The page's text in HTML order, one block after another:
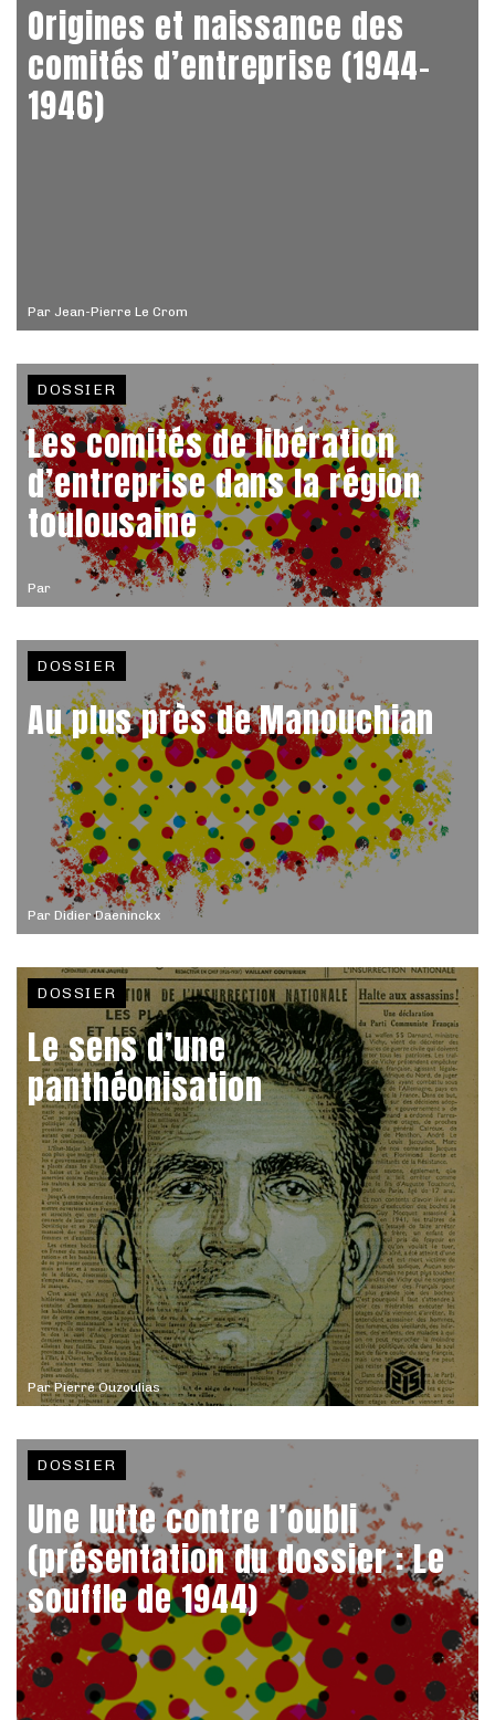
Par Jean-Pierre Le Crom
Origines et naissance des
comités d’entreprise (1944-
1946)
Par
DOSSIER
Les comités de libération
d’entreprise dans la région
toulousaine
Par Didier Daeninckx
DOSSIER
Au plus près de Manouchian
ParPierre Ouzoulias
DOSSIER
Le sens d’une
panthéonisation
DOSSIER
Une lutte contre l’oubli
(présentation du dossier : Le
souffle de 1944)